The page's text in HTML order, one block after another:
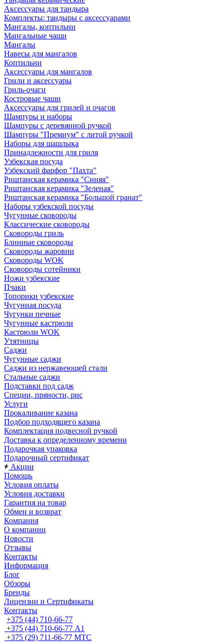
Аксессуары для тандыра
Комплекты: тандыры с аксессуарами
Мангалы, коптильни
Мангальные чаши
Мангалы
Навесы для мангалов
Коптильни
Аксессуары для мангалов
Грили и аксессуары
Гриль-очаги
Костровые чаши
Аксессуары для грилей и очагов
Шампуры и наборы
Шампуры с деревянной ручкой
Шампуры "Премиум" с литой ручкой
Наборы для шашлыка
Принадлежности для гриля
Узбекская посуда
Узбекский фарфор "Пахта"
Риштанская керамика "Синяя"
Риштанская керамика "Зеленая"
Риштанская керамика "Большой гранат"
Наборы узбекской посуды
Чугунные сковороды
Классические сковороды
Сковороды гриль
Блинные сковороды
Сковороды жаровни
Сковороды WOK
Сковороды сотейники
Ножи узбекские
Пчаки
Топорики узбекские
Чугунная посуда
Чугунки печные
Чугунные кастрюли
Кастрюли WOK
Утятницы
Саджи
Чугунные саджи
Саджи из нержавеющей стали
Стальные саджи
Подставки под садж
Специи, пряности, рис
Услуги
Прокаливание казана
Подбор подходящего казана
Комплектация подвесной ручкой
Доставка к определенному времени
Подарочкая упаковка
Подарочный сертификат
Акции
Помощь
Условия оплаты
Условия доставки
Гарантия на товар
Обмен и возврат
Компания
О компании
Новости
Отзывы
Контакты
Информация
Блог
Обзоры
Бренды
Лицензии и Сертификаты
Контакты
+375 (44) 710-66-77
+375 (44) 710-66-77 А1
+375 (29) 711-66-77 МТС